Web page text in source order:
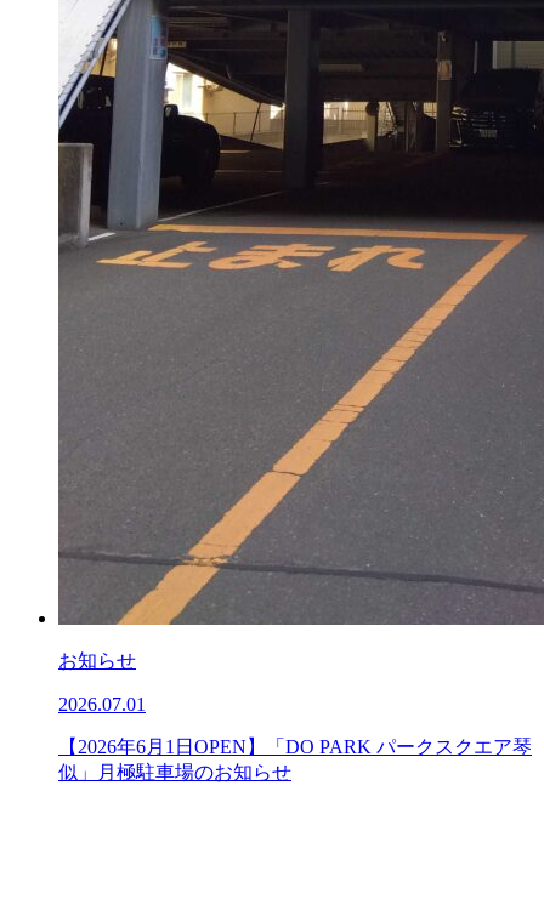
お知らせ
2026.07.01
【2026年6月1日OPEN】「DO PARK パークスクエア琴
似」月極駐車場のお知らせ